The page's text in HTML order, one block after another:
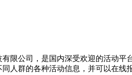
限公司，是国内深受欢迎的活动
人群的各种活动信息，并可以在线